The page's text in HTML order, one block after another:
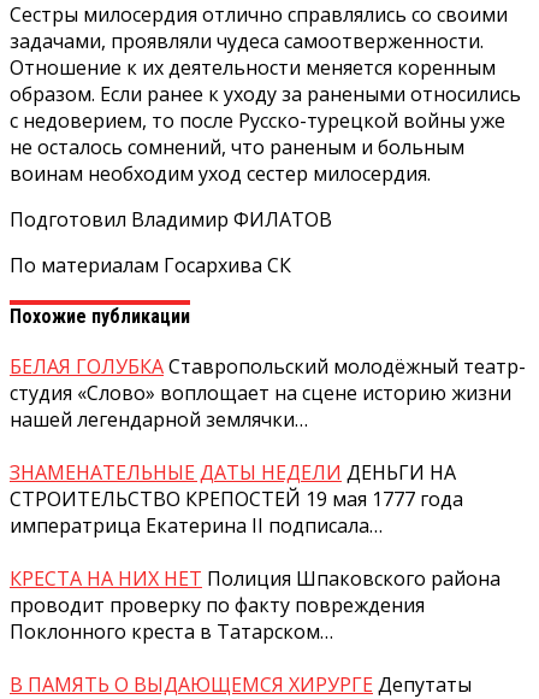
Сестры милосердия отлично справлялись со своими
задачами, проявляли чудеса самоотверженности.
Отношение к их деятельности меняется коренным
образом. Если ранее к уходу за ранеными относились
с недоверием, то после Русско-турецкой войны уже
не осталось сомнений, что раненым и больным
воинам необходим уход сестер милосердия.
Подготовил Владимир ФИЛАТОВ
По материалам Госархива СК
Похожие публикации
БЕЛАЯ ГОЛУБКАСтавропольский молодёжный театр-
студия «Слово» воплощает на сцене историю жизни
нашей легендарной землячки…
ЗНАМЕНАТЕЛЬНЫЕ ДАТЫ НЕДЕЛИ ДЕНЬГИ НА
СТРОИТЕЛЬСТВО КРЕПОСТЕЙ 19 мая 1777 года
императрица Екатерина II подписала…
КРЕСТА НА НИХ НЕТ Полиция Шпаковского района
проводит проверку по факту повреждения
Поклонного креста в Татарском…
В ПАМЯТЬ О ВЫДАЮЩЕМСЯ ХИРУРГЕДепутаты